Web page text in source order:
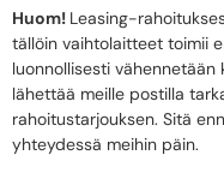
Huom! Leasing-
tällöin vaihtolaitteet toimii
luonnollisesti vähennetään
lähettää meille postilla
rahoitustarjouksen. Sitä
yhteydessä meihin päin.